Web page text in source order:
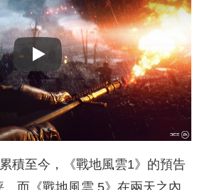
Play
積至今，《戰地風雲1》的預告